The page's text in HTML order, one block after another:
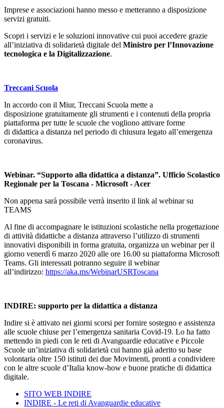
Imprese e associazioni hanno messo e metteranno a disposizione
servizi gratuiti.
Scopri i servizi e le soluzioni innovative cui puoi accedere grazie
all’iniziativa di solidarietà digitale del Ministro per l’Innovazione
tecnologica e la Digitalizzazione.
Treccani Scuola
In accordo con il Miur, Treccani Scuola mette a
disposizione gratuitamente gli strumenti e i contenuti della propria
piattaforma per tutte le scuole che vogliono attivare forme
di didattica a distanza nel periodo di chiusura legato all’emergenza
coronavirus.
Webinar. “Supporto alla didattica a distanza”. Ufficio Scolastico
Regionale per la Toscana - Microsoft - Acer
Non appena sarà possibile verrà inserito il link al webinar su
TEAMS
Al fine di accompagnare le istituzioni scolastiche nella progettazione
di attività didattiche a distanza attraverso l’utilizzo di strumenti
innovativi disponibili in forma gratuita, organizza un webinar per il
giorno venerdì 6 marzo 2020 alle ore 16.00 su piattaforma Microsoft
Teams. Gli interessati potranno seguire il webinar
all’indirizzo: https://aka.ms/WebinarUSRToscana
INDIRE: supporto per la didattica a distanza
Indire si è attivato nei giorni scorsi per fornire sostegno e assistenza
alle scuole chiuse per l’emergenza sanitaria Covid-19. Lo ha fatto
mettendo in piedi con le reti di Avanguardie educative e Piccole
Scuole un’iniziativa di solidarietà cui hanno già aderito su base
volontaria oltre 150 istituti dei due Movimenti, pronti a condividere
con le altre scuole d’Italia know-how e buone pratiche di didattica
digitale.
SITO WEB INDIRE
INDIRE - Le reti di Avanguardie educative